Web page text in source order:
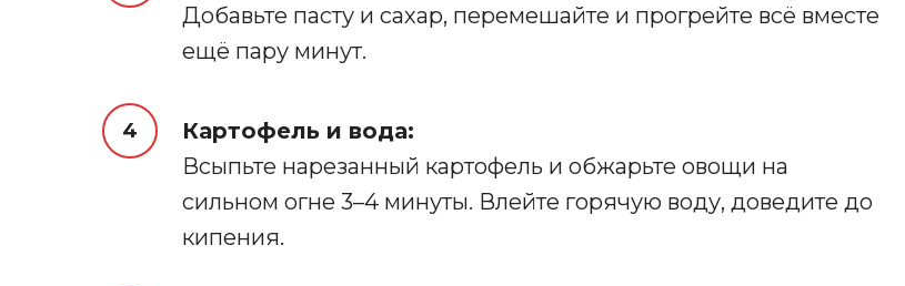
Добавьте пасту и сахар, перемешайте и прогрейте всё вместе
ещё пару минут.
Картофель и вода:
Всыпьте нарезанный картофель и обжарьте овощи на
сильном огне 3–4 минуты. Влейте горячую воду, доведите до
кипения.